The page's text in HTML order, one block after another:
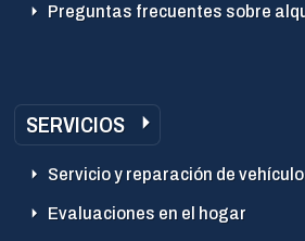
Preguntas frecuentes sobre
SERVICIOS
Servicio y reparación de
Evaluaciones en el hogar